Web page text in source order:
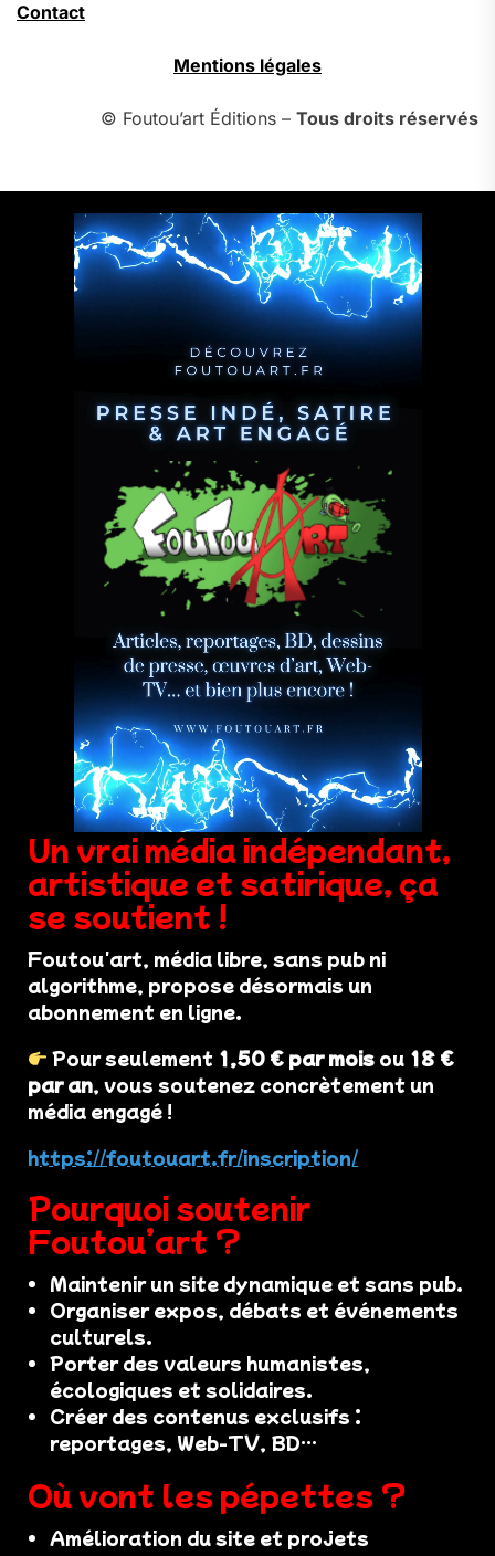
Contact
Mentions légales
© Foutou’art Éditions – Tous droits réservés
Un vrai média indépendant,
artistique et satirique, ça
se soutient !
Foutou'art, média libre, sans pub ni
algorithme, propose désormais un
abonnement en ligne.
Pour seulement 1,50 € par mois ou 18 €
par an, vous soutenez concrètement un
média engagé !
https://foutouart.fr/inscription/
Pourquoi soutenir
Foutou’art ?
Maintenir un site dynamique et sans pub.
Organiser expos, débats et événements
culturels.
Porter des valeurs humanistes,
écologiques et solidaires.
Créer des contenus exclusifs :
reportages, Web-TV, BD…
Où vont les pépettes ?
Amélioration du site et projets